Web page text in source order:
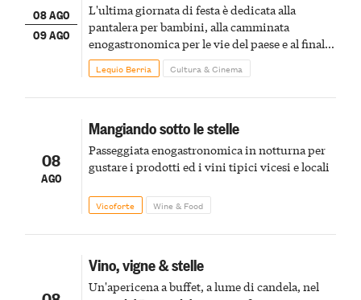
08 AGO
09 AGO
L'ultima giornata di festa è dedicata alla
pantalera per bambini, alla camminata
enogastronomica per le vie del paese e al finale
pirotecnico
Lequio Berria Cultura & Cinema
08
AGO
Mangiando sotto le stelle
Passeggiata enogastronomica in notturna per
gustare i prodotti ed i vini tipici vicesi e locali
Vicoforte Wine & Food
Vino, vigne & stelle
Un'apericena a buffet, a lume di candela, nel